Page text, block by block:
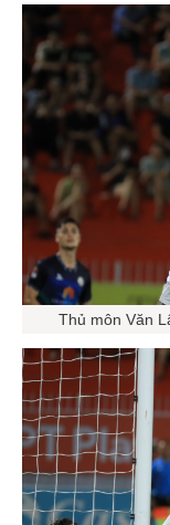
Thủ môn Văn